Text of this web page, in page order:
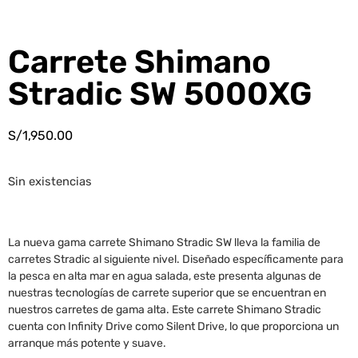
Carrete Shimano
Stradic SW 5000XG
S/1,950.00
Sin existencias
La nueva gama carrete Shimano Stradic SW lleva la familia de
carretes Stradic al siguiente nivel. Diseñado específicamente para
la pesca en alta mar en agua salada, este presenta algunas de
nuestras tecnologías de carrete superior que se encuentran en
nuestros carretes de gama alta. Este carrete Shimano Stradic
cuenta con Infinity Drive como Silent Drive, lo que proporciona un
arranque más potente y suave.